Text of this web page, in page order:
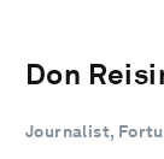
Don
Journalist,